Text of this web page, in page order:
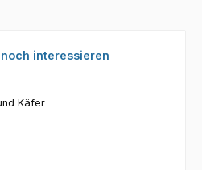
interessieren